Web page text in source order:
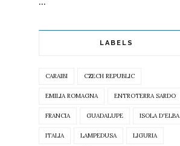
LABELS
CARAIBI CZECH REPUBLIC
EMILIA ROMAGNA ENTROTERRA SARDO
FRANCIA GUADALUPE ISOLA D'ELBA
ITALIA LAMPEDUSA LIGURIA